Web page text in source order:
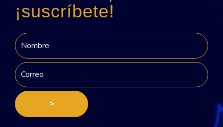
¡suscríbete!
>